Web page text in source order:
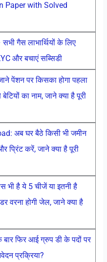
Paper with Solved
गैस लाभार्थियों के लिए
और बचाएं सब्सिडी
पेंशन पर किसका होगा पहला
का नाम, जाने क्या है पूरी
अब घर बैठे किसी भी जमीन
प्रिंट करें, जाने क्या है पूरी
भी है ये 5 चीजें या इतनी है
वरना होगी जेल, जाने क्या है
फिर आई ग्रुप डी के पदों पर
प्रक्रिया?